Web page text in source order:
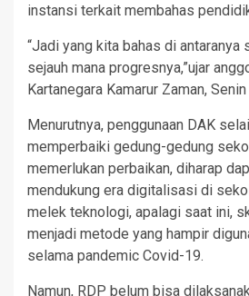
instansi terkait membahas
“Jadi yang kita bahas di antaranya
sejauh mana progresnya,”ujar
Kartanegara Kamarur Zaman,
Menurutnya, penggunaan DAK
memperbaiki gedung-gedung
memerlukan perbaikan, diharap
mendukung era digitalisasi di
melek teknologi, apalagi saat ini,
menjadi metode yang hampir
selama pandemic Covid-19.
Namun, RDP belum bisa